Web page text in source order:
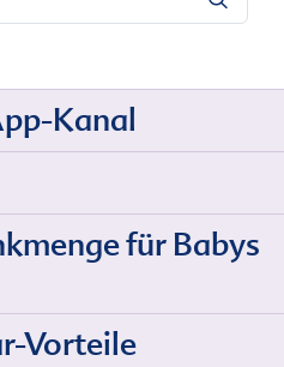
Kanal
für Babys
Vorteile